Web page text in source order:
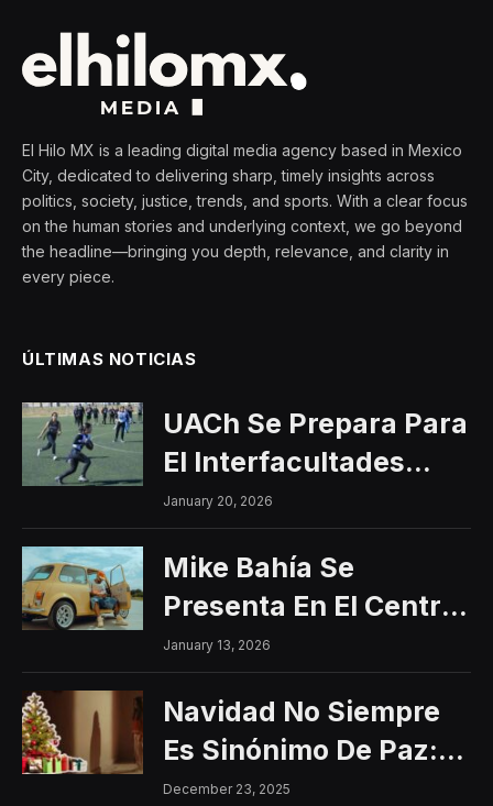
El Hilo MX is a leading digital media agency based in Mexico
City, dedicated to delivering sharp, timely insights across
politics, society, justice, trends, and sports. With a clear focus
on the human stories and underlying context, we go beyond
the headline—bringing you depth, relevance, and clarity in
every piece.
ÚLTIMAS NOTICIAS
UACh Se Prepara Para
El Interfacultades
2026
January 20, 2026
Mike Bahía Se
Presenta En El Centro
Histórico Con Un
Concierto Gratuito
January 13, 2026
Navidad No Siempre
Es Sinónimo De Paz:
Aumentan Los
December 23, 2025